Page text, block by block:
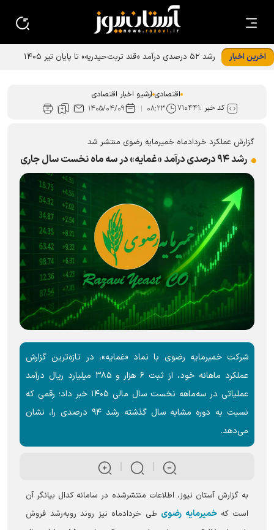
آخرین اخبار
اقتصادی آرشیو اخبار اقتصادی
کد خبر :۷۱۰۴۴۱ ۰۸:۲۳ ۱۴۰۵/۰۴/۰۹
گزارش عملکرد خردادماه خمیرمایه رضوی منتشر شد
رشد ۹۴ درصدی درآمد «غمایه» در سه ماه نخست سال جاری
شرکت خمیرمایه رضوی با نماد «غمایه»، در تازه‌ترین گزارش
عملکرد ماهانه خود، از ثبت ۶ هزار و ۳۸۵ میلیارد ریال درآمد
عملیاتی در سه‌ماهه نخست سال مالی ۱۴۰۵ خبر داد؛ رقمی که
نسبت به دوره مشابه سال گذشته رشد ۹۴ درصدی را، نشان
می‌دهد.
به گزارش آستان نیوز، اطلاعات منتشرشده در سامانه کدال بیانگر آن
است کهخمیرمایه رضوی طی خردادماه نیز روند روبه‌رشد فروش